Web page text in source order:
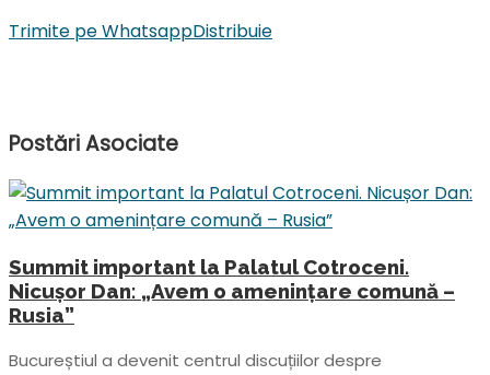
Trimite pe WhatsappDistribuie
PostăriAsociate
Summit important la Palatul Cotroceni.
Nicușor Dan: „Avem o amenințare comună –
Rusia”
Bucureștiul a devenit centrul discuțiilor despre